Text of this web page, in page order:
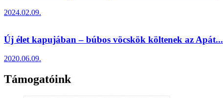
2024.02.09.
Új élet kapujában – búbos vöcskök költenek az Apát...
2020.06.09.
Támogatóink